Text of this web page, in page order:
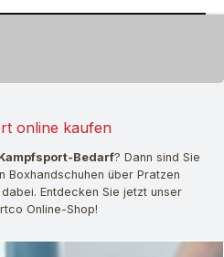
online kaufen
Bedarf? Dann sind Sie
Boxhandschuhen über Pratzen
Entdecken Sie jetzt unser
Online-Shop!